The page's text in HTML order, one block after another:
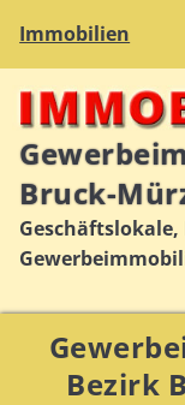
Immobilien
Bruck-
Bezirk